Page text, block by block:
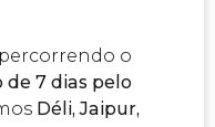
percorrendo o
de 7 dias pelo
Déli, Jaipur,